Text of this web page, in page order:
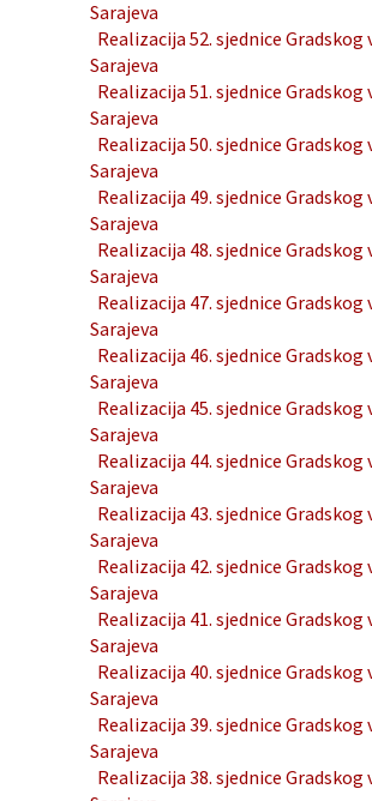
Sarajeva
Realizacija 52. sjednice Gradskog
Sarajeva
Realizacija 51. sjednice Gradskog
Sarajeva
Realizacija 50. sjednice Gradskog
Sarajeva
Realizacija 49. sjednice Gradskog
Sarajeva
Realizacija 48. sjednice Gradskog
Sarajeva
Realizacija 47. sjednice Gradskog
Sarajeva
Realizacija 46. sjednice Gradskog
Sarajeva
Realizacija 45. sjednice Gradskog
Sarajeva
Realizacija 44. sjednice Gradskog
Sarajeva
Realizacija 43. sjednice Gradskog
Sarajeva
Realizacija 42. sjednice Gradskog
Sarajeva
Realizacija 41. sjednice Gradskog
Sarajeva
Realizacija 40. sjednice Gradskog
Sarajeva
Realizacija 39. sjednice Gradskog
Sarajeva
Realizacija 38. sjednice Gradskog